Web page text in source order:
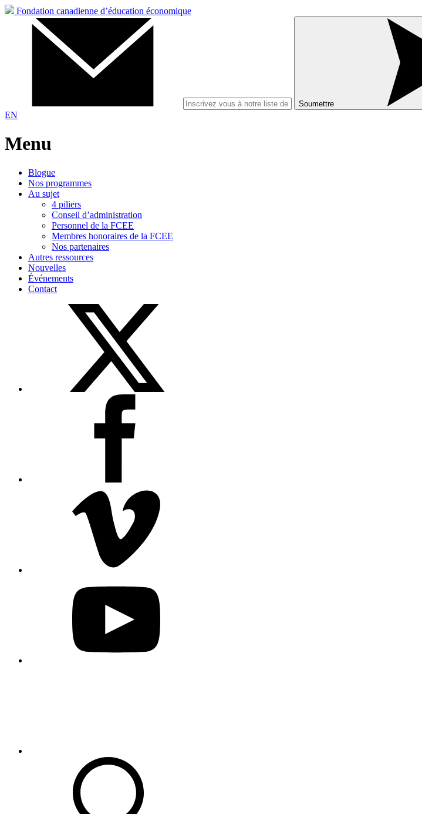
Fondation canadienne d’éducation économique
Soumettre
EN
Menu
Blogue
Nos programmes
Au sujet
4 piliers
Conseil d’administration
Personnel de la FCEE
Membres honoraires de la FCEE
Nos partenaires
Autres ressources
Nouvelles
Événements
Contact